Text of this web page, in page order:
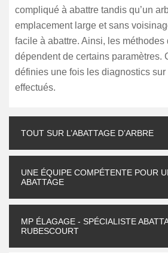
compliqué à abattre tandis qu’un
emplacement large et sans
facile à abattre. Ainsi, les méthodes
dépendent de certains paramètres.
définies une fois les diagnostics
effectués.
TOUT SUR L’ABATTAGE D’ARBRE
UNE ÉQUIPE COMPÉTENTE POUR
ABATTAGE
MP ÉLAGAGE - SPÉCIALISTE
RUBESCOURT